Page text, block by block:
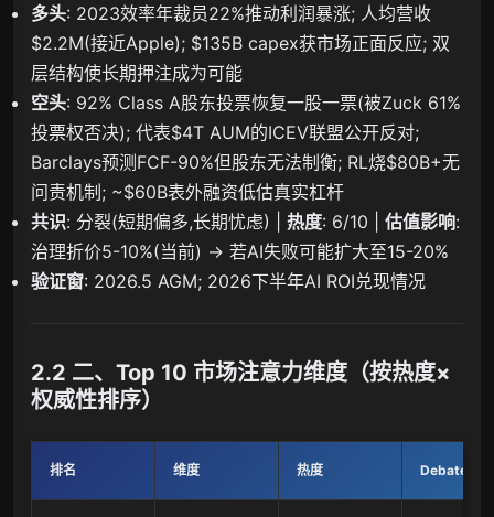
多头: 2023效率年裁员22%推动利润暴涨; 人均营收
$2.2M(接近Apple); $135B capex获市场正面反应; 双
层结构使长期押注成为可能
空头: 92% Class A股东投票恢复一股一票(被Zuck 61%
投票权否决); 代表$4T AUM的ICEV联盟公开反对;
Barclays预测FCF-90%但股东无法制衡; RL烧$80B+无
问责机制; ~$60B表外融资低估真实杠杆
共识: 分裂(短期偏多,长期忧虑) | 热度: 6/10 | 估值影响:
治理折价5-10%(当前) → 若AI失败可能扩大至15-20%
验证窗: 2026.5 AGM; 2026下半年AI ROI兑现情况
2.2 二、Top 10 市场注意力维度（按热度×
权威性排序）
排名 维度 热度 Debate#